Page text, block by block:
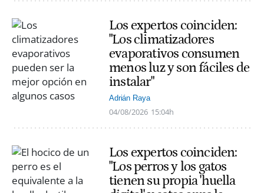
Los expertos coinciden:
"Los climatizadores
evaporativos consumen
menos luz y son fáciles de
instalar"
Adrián Raya
04/08/2026 15:04h
Los expertos coinciden:
"Los perros y los gatos
tienen su propia 'huella